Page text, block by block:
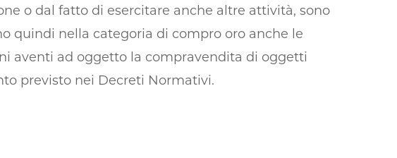
o dal fatto di esercitare anche altre attività, sono
quindi nella categoria di compro oro anche le
aventi ad oggetto la compravendita di oggetti
previsto nei Decreti Normativi.